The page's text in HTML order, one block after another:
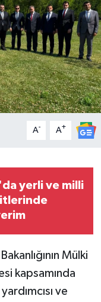
A- A+
yerli ve milli
Mülki
kapsamında
ve